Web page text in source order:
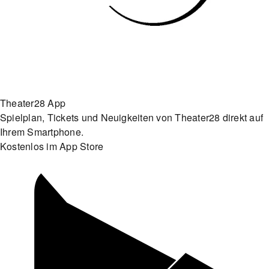
Theater28 App
Spielplan, Tickets und Neuigkeiten von Theater28 direkt auf
Ihrem Smartphone.
Kostenlos im App Store